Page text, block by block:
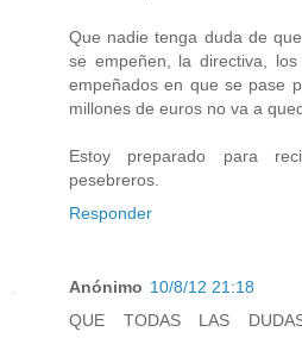
Que nadie tenga duda de
se empeñen, la directiva,
empeñados en que se pase
millones de euros no va a
Estoy preparado para
pesebreros.
Responder
Anónimo 10/8/12 21:18
QUE TODAS LAS